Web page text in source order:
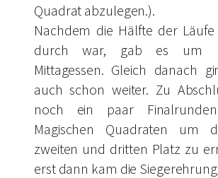
Quadrat abzulegen.).
Nachdem die Hälfte der
durch war, gab es um
Mittagessen. Gleich danach
auch schon weiter. Zu
noch ein paar
Magischen Quadraten um
zweiten und dritten Platz zu
erst dann kam die